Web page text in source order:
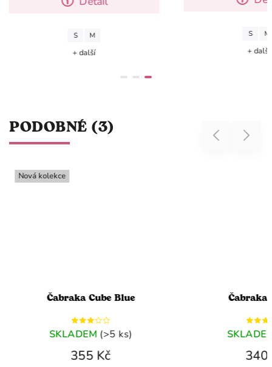
PODOBNÉ (3) Previous
Blue
Next